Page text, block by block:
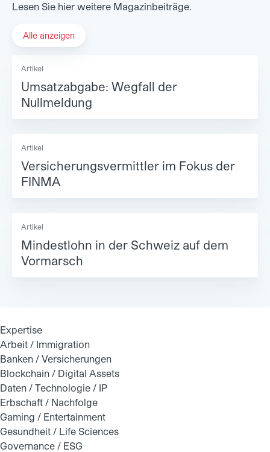
Lesen Sie hier weitere Magazinbeiträge.
Alle anzeigen
Artikel
Umsatzabgabe: Wegfall der
Nullmeldung
Artikel
Versicherungsvermittler im Fokus der
FINMA
Artikel
Mindestlohn in der Schweiz auf dem
Vormarsch
Expertise
Arbeit / Immigration
Banken / Versicherungen
Blockchain / Digital Assets
Daten / Technologie / IP
Erbschaft / Nachfolge
Gaming / Entertainment
Gesundheit / Life Sciences
Governance / ESG